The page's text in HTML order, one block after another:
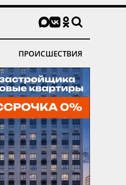
ПРОИСШЕСТВИЯ